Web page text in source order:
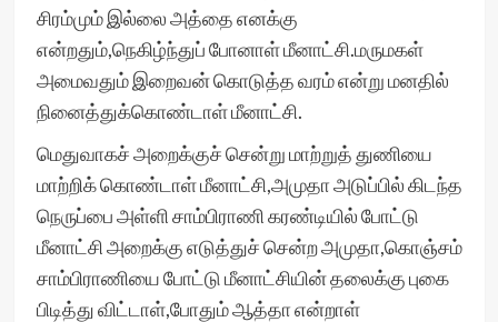
சிரம்மும் இல்லை அத்தை எனக்கு
என்றதும்,நெகிழ்ந்துப் போனாள் மீனாட்சி.மருமகள்
அமைவதும் இறைவன் கொடுத்த வரம் என்று மனதில்
நினைத்துக்கொண்டாள் மீனாட்சி.
மெதுவாகச் அறைக்குச் சென்று மாற்றுத் துணியை
மாற்றிக் கொண்டாள் மீனாட்சி,அமுதா அடுப்பில் கிடந்த
நெருப்பை அள்ளி சாம்பிராணி கரண்டியில் போட்டு
மீனாட்சி அறைக்கு எடுத்துச் சென்ற அமுதா,கொஞ்சம்
சாம்பிராணியை போட்டு மீனாட்சியின் தலைக்கு புகை
பிடித்து விட்டாள்,போதும் ஆத்தா என்றாள்